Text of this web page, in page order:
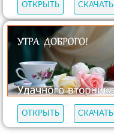
ОТКРЫТЬ СКАЧАТЬ
ОТКРЫТЬ СКАЧАТЬ